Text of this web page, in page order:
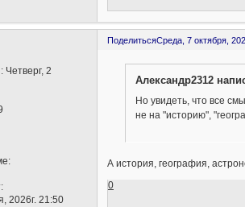
ПоделитьсяСреда, 7 октября,
: Четверг, 2
2026г. 21:50
Александр2312
Но увидеть, что все
не на "историю",
А история, география,
0